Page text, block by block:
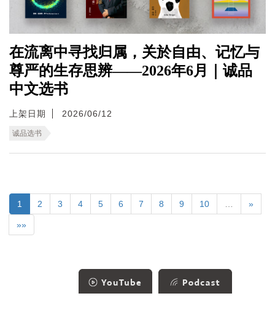
在流离中寻找归属，关於自由、记忆与
尊严的生存思辨——2026年6月｜诚品
中文选书
上架日期 2026/06/12
诚品选书
1 2 3 4 5 6 7 8 9 10 »
»»